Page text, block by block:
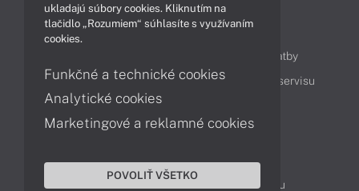
Obsah
Možnosti doručenia a platby
Podpora a servis
Servisné služby Cenník servisu
Kontakty
043 4224 771
Obchodné oddelenie
Reklamácia tovaru
ukladajú súbory cookies. Kliknutím na
tlačidlo „Rozumiem“ súhlasíte s využívaním
cookies.
Funkčné a technické cookies
Analytické cookies
Marketingové a reklamné cookies
POVOLIŤ VŠETKO